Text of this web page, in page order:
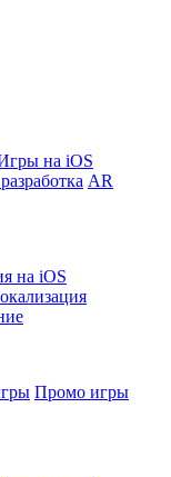
на iOS
AR
на iOS
Промо игры